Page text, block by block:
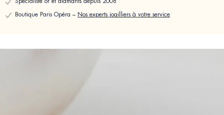
Boutique Paris Opéra – Nos experts joailliers à votre service